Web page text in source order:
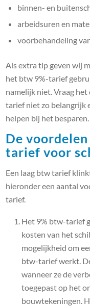
binnen- en
arbeidsuren en
voorbehandeling
Als extra tip geven wij
het btw 9%-tarief
namelijk niet. Vraag
tarief niet zo belangrijk
helpen bij het besparen.
De
tarief voor
Een laag btw tarief
hieronder een aantal
tarief.
Het 9% btw-tarief
kosten van het
mogelijkheid om
btw-tarief werkt.
wanneer ze de
toegepast op het
bouwtekeningen.